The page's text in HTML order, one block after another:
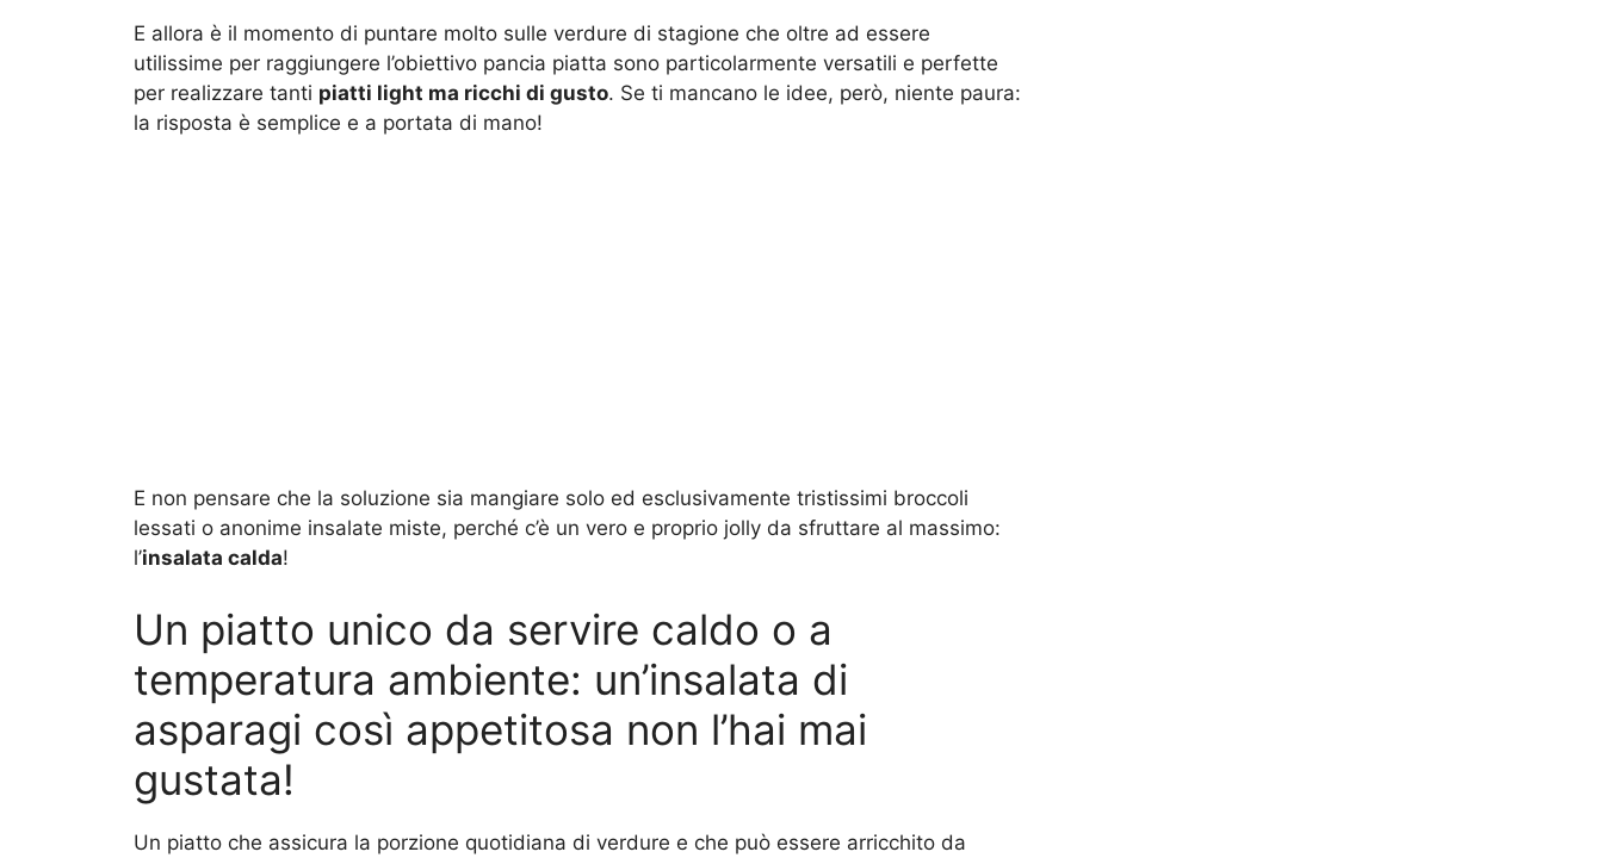
E allora è il momento di puntare molto sulle verdure di stagione che oltre ad essere
utilissime per raggiungere l’obiettivo pancia piatta sono particolarmente versatili e perfette
per realizzare tanti piatti light ma ricchi di gusto. Se ti mancano le idee, però, niente paura:
la risposta è semplice e a portata di mano!
E non pensare che la soluzione sia mangiare solo ed esclusivamente tristissimi broccoli
lessati o anonime insalate miste, perché c’è un vero e proprio jolly da sfruttare al massimo:
l’insalata calda!
Un piatto unico da servire caldo o a
temperatura ambiente: un’insalata di
asparagi così appetitosa non l’hai mai
gustata!
Un piatto che assicura la porzione quotidiana di verdure e che può essere arricchito da